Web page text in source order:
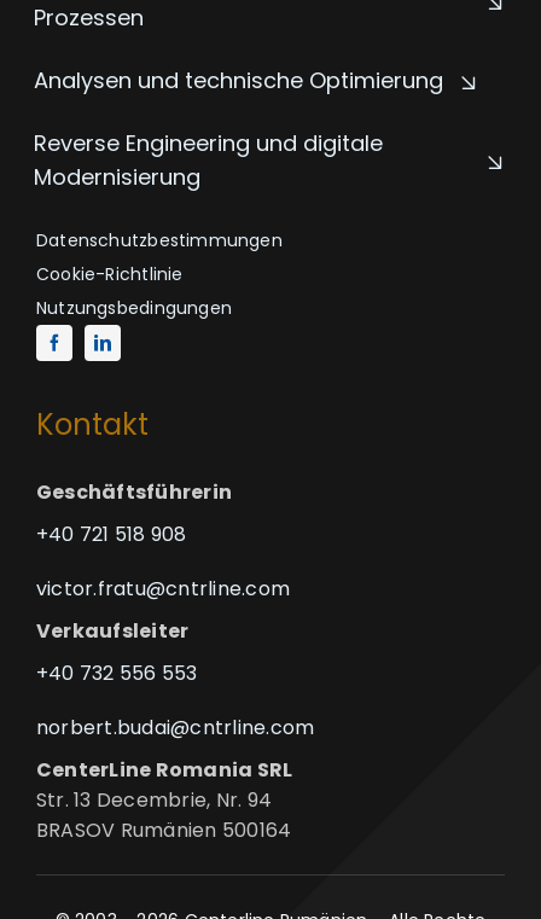
Prozessen
Analysen und technische Optimierung
Reverse Engineering und digitale
Modernisierung
Datenschutzbestimmungen
Cookie-Richtlinie
Nutzungsbedingungen
Kontakt
Geschäftsführerin
+40 721 518 908
victor.fratu@cntrline.com
Verkaufsleiter
+40 732 556 553
norbert.budai@cntrline.com
CenterLine Romania SRL
Str. 13 Decembrie, Nr. 94
BRASOV Rumänien 500164